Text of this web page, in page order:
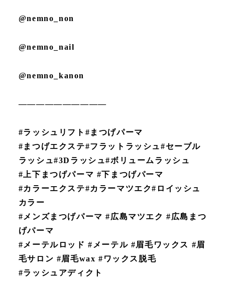
@nemno_non
@nemno_nail
@nemno_kanon
——————————
#ラッシュリフト#まつげパーマ
#まつげエクステ#フラットラッシュ#セーブル
ラッシュ#3Dラッシュ#ボリュームラッシュ
#上下まつげパーマ #下まつげパーマ
#カラーエクステ#カラーマツエク#ロイッシュ
カラー
#メンズまつげパーマ #広島マツエク #広島まつ
げパーマ
#メーテルロッド #メーテル #眉毛ワックス #眉
毛サロン #眉毛wax #ワックス脱毛
#ラッシュアディクト